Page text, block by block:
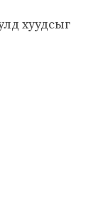
хуудсыг